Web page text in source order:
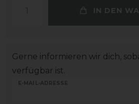
IN DEN
Gerne informieren wir dich,
verfügbar ist.
E-MAIL-ADRESSE